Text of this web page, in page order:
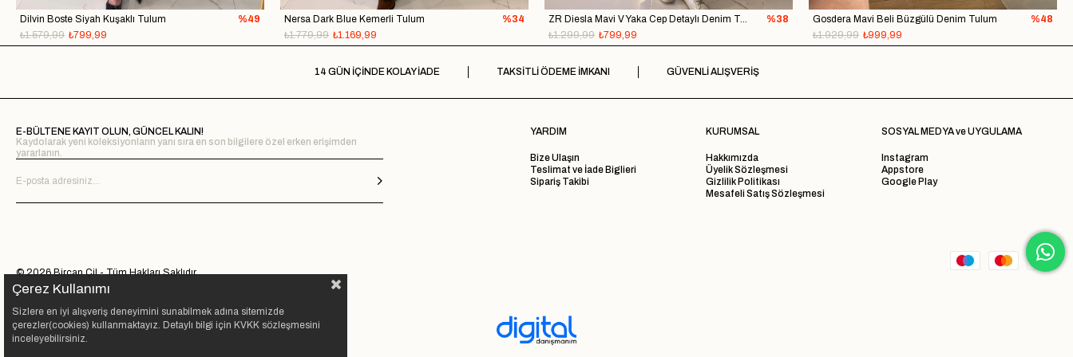
Dilvin Boste Siyah Kuşaklı Tulum
₺799,99
₺1.579,99
%49
Nersa Dark Blue Kemerli Tulum
₺1.169,99
₺1.779,99
%34
ZR Diesla Mavi V Yaka Cep Detaylı Denim Tulum
₺799,99
₺1.299,99
%38
Gosdera Mavi Beli Büzgülü Denim Tulum
₺999,99
₺1.929,99
%48
14 GÜN İÇİNDE KOLAY İADE TAKSİTLİ ÖDEME İMKANI GÜVENLİ ALIŞVERİŞ
E-BÜLTENE KAYIT OLUN, GÜNCEL KALIN!
Kaydolarak yeni koleksiyonların yanı sıra en son bilgilere özel erken erişimden
yararlanın.
YARDIM
Bize Ulaşın
Teslimat ve İade Biglieri
Sipariş Takibi
KURUMSAL
Hakkımızda
Üyelik Sözleşmesi
Gizlilik Politikası
Mesafeli Satış Sözleşmesi
SOSYAL MEDYA ve UYGULAMA
Instagram
Appstore
Google Play
© 2026 Bircan Çil - Tüm Hakları Saklıdır.
Çerez Kullanımı
Sizlere en iyi alışveriş deneyimini sunabilmek adına sitemizde
çerezler(cookies) kullanmaktayız. Detaylı bilgi için KVKK sözleşmesini
inceleyebilirsiniz.